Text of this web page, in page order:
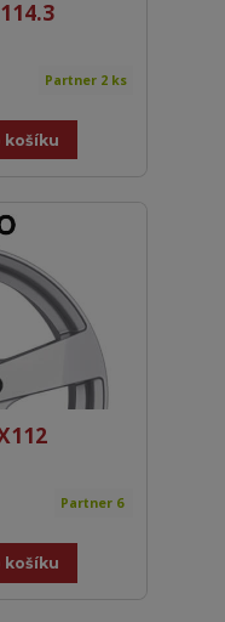
Partner 2 ks
košíku
Partner 6
košíku